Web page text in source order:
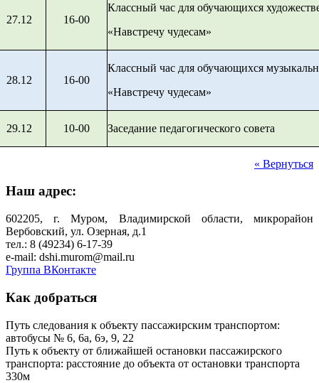
27.12 16-00
Классный час для обучающихся
«Навстречу чудесам»
28.12 16-00
Классный час для обучающихся
«Навстречу чудесам»
29.12 10-00 Заседание педагогического совета
« Вернуться
Наш адрес:
602205, г. Муром, Владимирской области, микрорайон
Вербовский, ул. Озерная, д.1
тел.: 8 (49234) 6-17-39
e-mail: dshi.murom@mail.ru
Группа ВКонтакте
Как добраться
Путь следования к объекту пассажирским транспортом:
автобусы № 6, 6а, 6э, 9, 22
Путь к объекту от ближайшей остановки пассажирского
транспорта: расстояние до объекта от остановки транспорта
330м